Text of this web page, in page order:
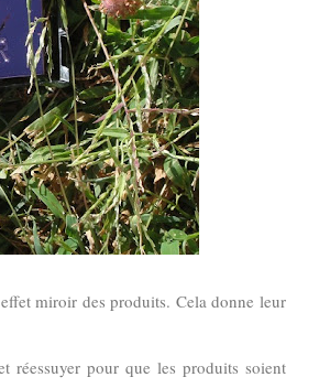
miroir des produits. Cela donne leur
réessuyer pour que les produits soient